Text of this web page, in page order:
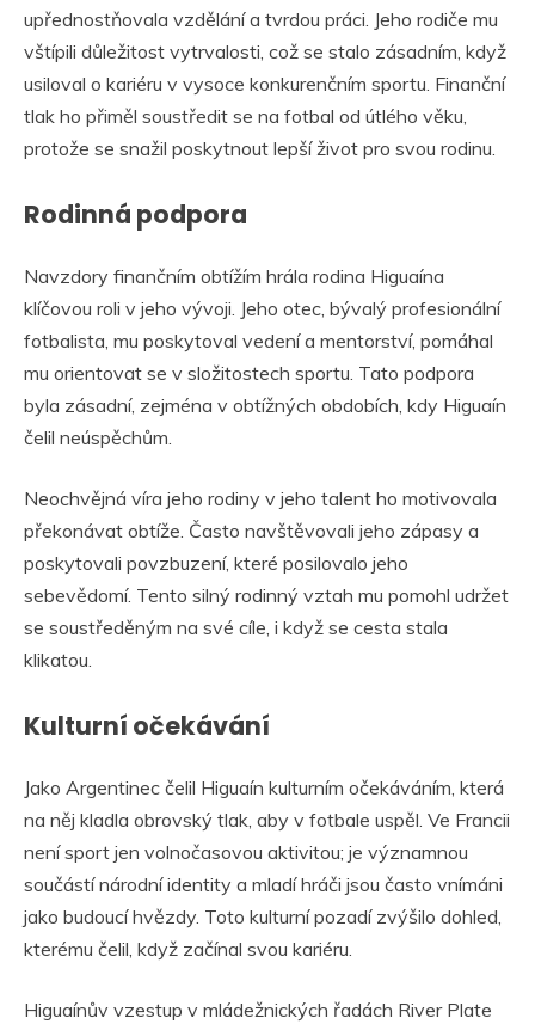
upřednostňovala vzdělání a tvrdou práci. Jeho rodiče mu
vštípili důležitost vytrvalosti, což se stalo zásadním, když
usiloval o kariéru v vysoce konkurenčním sportu. Finanční
tlak ho přiměl soustředit se na fotbal od útlého věku,
protože se snažil poskytnout lepší život pro svou rodinu.
Rodinná podpora
Navzdory finančním obtížím hrála rodina Higuaína
klíčovou roli v jeho vývoji. Jeho otec, bývalý profesionální
fotbalista, mu poskytoval vedení a mentorství, pomáhal
mu orientovat se v složitostech sportu. Tato podpora
byla zásadní, zejména v obtížných obdobích, kdy Higuaín
čelil neúspěchům.
Neochvějná víra jeho rodiny v jeho talent ho motivovala
překonávat obtíže. Často navštěvovali jeho zápasy a
poskytovali povzbuzení, které posilovalo jeho
sebevědomí. Tento silný rodinný vztah mu pomohl udržet
se soustředěným na své cíle, i když se cesta stala
klikatou.
Kulturní očekávání
Jako Argentinec čelil Higuaín kulturním očekáváním, která
na něj kladla obrovský tlak, aby v fotbale uspěl. Ve Francii
není sport jen volnočasovou aktivitou; je významnou
součástí národní identity a mladí hráči jsou často vnímáni
jako budoucí hvězdy. Toto kulturní pozadí zvýšilo dohled,
kterému čelil, když začínal svou kariéru.
Higuaínův vzestup v mládežnických řadách River Plate